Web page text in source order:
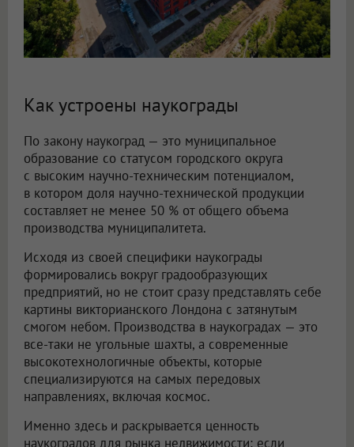
Как устроены наукограды
По закону наукоград — это муниципальное
образование со статусом городского округа
с высоким научно-техническим потенциалом,
в котором доля научно-технической продукции
составляет не менее 50 % от общего объема
производства муниципалитета.
Исходя из своей специфики наукограды
формировались вокруг градообразующих
предприятий, но не стоит сразу представлять себе
картины викторианского Лондона с затянутым
смогом небом. Производства в наукоградах — это
все-таки не угольные шахты, а современные
высокотехнологичные объекты, которые
специализируются на самых передовых
направлениях, включая космос.
Именно здесь и раскрывается ценность
наукоградов для рынка недвижимости: если